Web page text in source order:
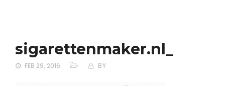
sigarettenmaker.nl_
FEB 29, 2016 BY